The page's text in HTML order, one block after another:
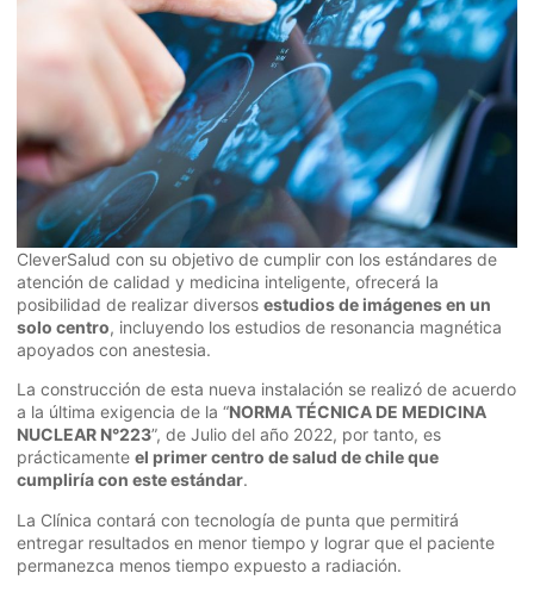
CleverSalud con su objetivo de cumplir con los estándares de
atención de calidad y medicina inteligente, ofrecerá la
posibilidad de realizar diversos estudios de imágenes en un
solo centro, incluyendo los estudios de resonancia magnética
apoyados con anestesia.
La construcción de esta nueva instalación se realizó de acuerdo
a la última exigencia de la “NORMA TÉCNICA DE MEDICINA
NUCLEAR N°223”, de Julio del año 2022, por tanto, es
prácticamente el primer centro de salud de chile que
cumpliría con este estándar.
La Clínica contará con tecnología de punta que permitirá
entregar resultados en menor tiempo y lograr que el paciente
permanezca menos tiempo expuesto a radiación.